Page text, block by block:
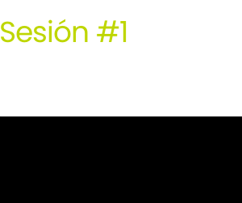
Sesión #1